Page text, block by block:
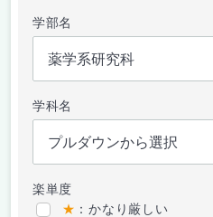
学部名
学科名
楽単度
★ ：かなり厳しい